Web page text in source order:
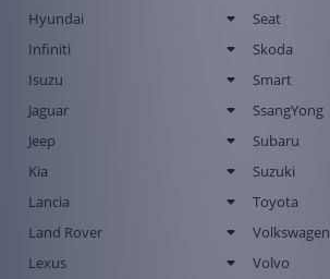
Hyundai
Infiniti
Isuzu
Jaguar
Jeep
Kia
Lancia
Land Rover
Lexus
Seat
Skoda
Smart
SsangYong
Subaru
Suzuki
Toyota
Volkswagen
Volvo